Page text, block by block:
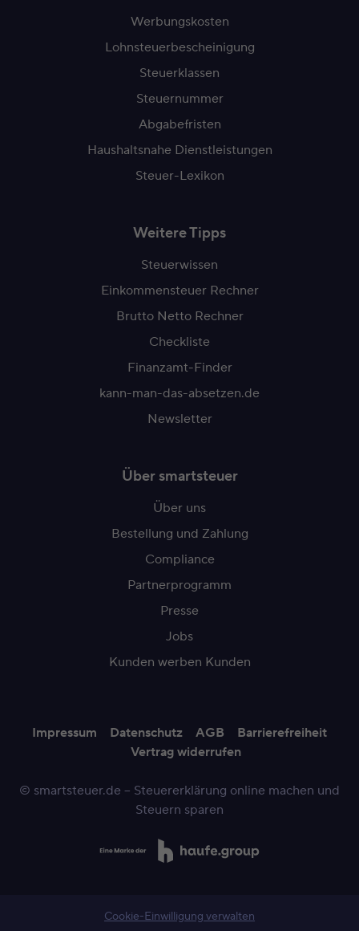
Werbungskosten
Lohnsteuerbescheinigung
Steuerklassen
Steuernummer
Abgabefristen
Haushaltsnahe Dienstleistungen
Steuer-Lexikon
Weitere Tipps
Steuerwissen
Einkommensteuer Rechner
Brutto Netto Rechner
Checkliste
Finanzamt-Finder
kann-man-das-absetzen.de
Newsletter
Über smartsteuer
Über uns
Bestellung und Zahlung
Compliance
Partnerprogramm
Presse
Jobs
Kunden werben Kunden
Impressum Datenschutz AGB
Barrierefreiheit
Vertrag widerrufen
© smartsteuer.de – Steuererklärung online machen und
Steuern sparen
Cookie-Einwilligung verwalten